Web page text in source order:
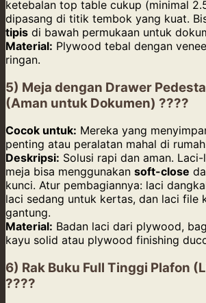
ketebalan top table cukup (minimal
dipasang di titik tembok yang kuat.
tipis di bawah permukaan untuk
Material: Plywood tebal dengan
ringan.
5) Meja dengan Drawer
(Aman untuk Dokumen) ????
Cocok untuk: Mereka yang
penting atau peralatan mahal di
Deskripsi: Solusi rapi dan aman.
meja bisa menggunakan soft-close
kunci. Atur pembagiannya: laci
laci sedang untuk kertas, dan laci file
gantung.
Material: Badan laci dari plywood,
kayu solid atau plywood finishing
6) Rak Buku Full Tinggi Plafon
????